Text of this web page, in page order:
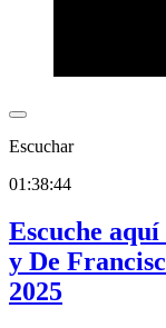
Escuchar
01:38:44
Escuche
y De
2025